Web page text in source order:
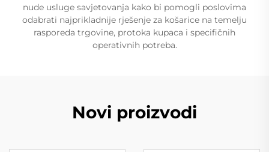
nude usluge savjetovanja kako bi pomogli poslovima
odabrati najprikladnije rješenje za košarice na temelju
rasporeda trgovine, protoka kupaca i specifičnih
operativnih potreba.
Novi proizvodi